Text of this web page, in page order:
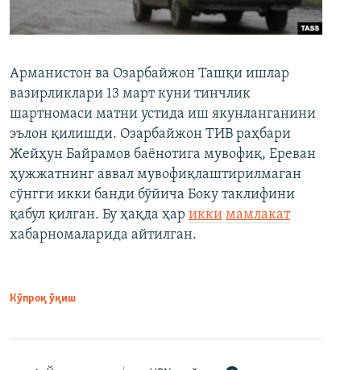
Арманистон ва Озарбайжон Ташқи ишлар
вазирликлари 13 март куни тинчлик
шартномаси матни устида иш якунланганини
эълон қилишди. Озарбайжон ТИВ раҳбари
Жейҳун Байрамов баёнотига мувофиқ, Ереван
ҳужжатнинг аввал мувофиқлаштирилмаган
сўнгги икки банди бўйича Боку таклифини
қабул қилган. Бу ҳақда ҳар икки мамлакат
хабарномаларида айтилган.
Кўпроқ ўқиш